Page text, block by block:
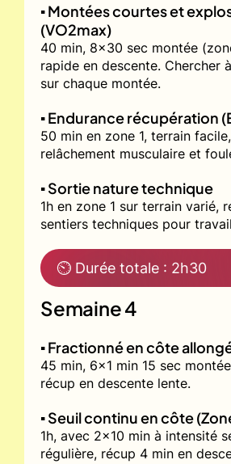
▪️ Montées courtes et
(VO2max)
40 min, 8x30 sec montée
rapide en descente. Chercher
sur chaque montée.
▪️ Endurance récupération
50 min en zone 1, terrain
relâchement musculaire et
▪️ Sortie nature technique
1h en zone 1 sur terrain varié,
sentiers techniques pour
⏲ Durée totale : 2h30
Semaine 4
▪️ Fractionné en côte
45 min, 6x1 min 15 sec
récup en descente lente.
▪️ Seuil continu en côte
1h, avec 2x10 min à intensité
régulière, récup 4 min en